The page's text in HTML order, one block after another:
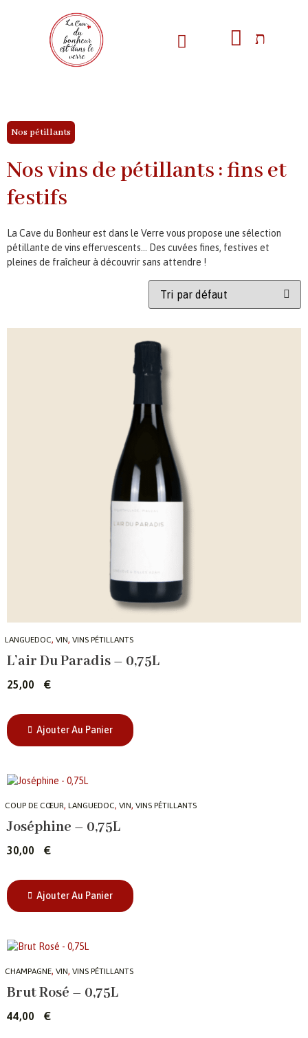
Nos pétillants
Nos vins de pétillants : fins et
festifs
La Cave du Bonheur est dans le Verre vous propose une sélection
pétillante de vins effervescents… Des cuvées fines, festives et
pleines de fraîcheur à découvrir sans attendre !
LANGUEDOC, VIN, VINS PÉTILLANTS
L’air Du Paradis – 0,75L
25,00 €
Ajouter Au Panier
COUP DE CŒUR, LANGUEDOC, VIN, VINS PÉTILLANTS
Joséphine – 0,75L
30,00 €
Ajouter Au Panier
CHAMPAGNE, VIN, VINS PÉTILLANTS
Brut Rosé – 0,75L
44,00 €